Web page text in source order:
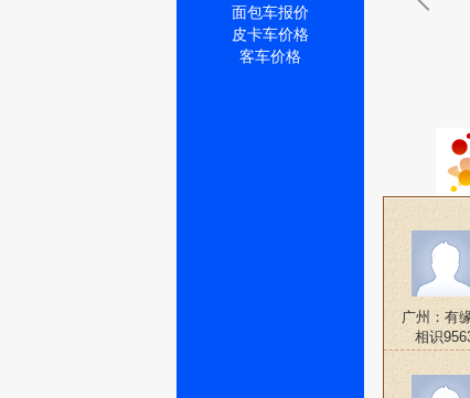
广州：有
相识
面包车报价
皮卡车价格
客车价格